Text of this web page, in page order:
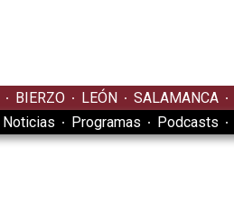
BIERZO LEÓN SALAMANCA
Noticias Programas Podcasts